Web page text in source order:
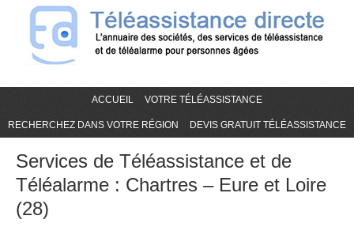
ACCUEIL VOTRE TÉLÉASSISTANCE
RECHERCHEZ DANS VOTRE RÉGION DEVIS GRATUIT TÉLÉASSISTANCE
Services de Téléassistance et de
Téléalarme : Chartres – Eure et Loire
(28)